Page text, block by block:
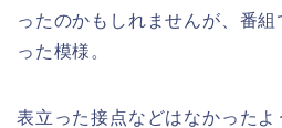
ったのかもしれませんが、番
った模様。
表立った接点などはなかったよ